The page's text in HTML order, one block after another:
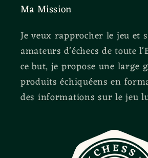
Ma Mission
Je veux rapprocher le jeu et
amateurs d'échecs de toute
ce but, je propose une large
produits échiquéens en
des informations sur le jeu